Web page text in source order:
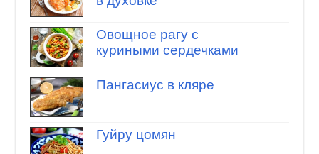
Овощное рагу с
куриными сердечками
Пангасиус в кляре
Гуйру цомян